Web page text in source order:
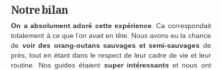
Notre bilan
On a absolument adoré cette expérience. Ca correspondait
totalement à ce que l’on avait en tête. Nous avons eu la chance
de voir des orang-outans sauvages et semi-sauvages de
près, tout en étant dans le respect de leur cadre de vie et leur
routine. Nos guides étaient super intéressants et nous ont